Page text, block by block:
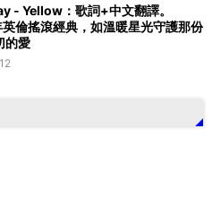
- Yellow：歌詞+中文翻譯。
倫搖滾經典，如溫暖星光守護那份
的愛